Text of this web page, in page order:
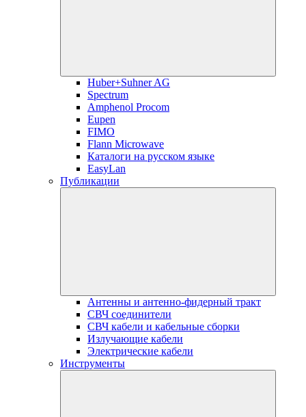
Huber+Suhner AG
Spectrum
Amphenol Procom
Eupen
FIMO
Flann Microwave
Каталоги на русском языке
EasyLan
Публикации
Антенны и антенно-фидерный тракт
СВЧ соединители
СВЧ кабели и кабельные сборки
Излучающие кабели
Электрические кабели
Инструменты